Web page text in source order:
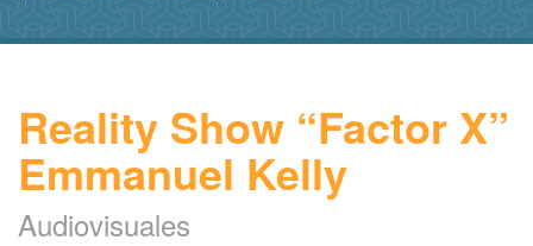
Reality Show “Factor X”
Emmanuel Kelly
Audiovisuales